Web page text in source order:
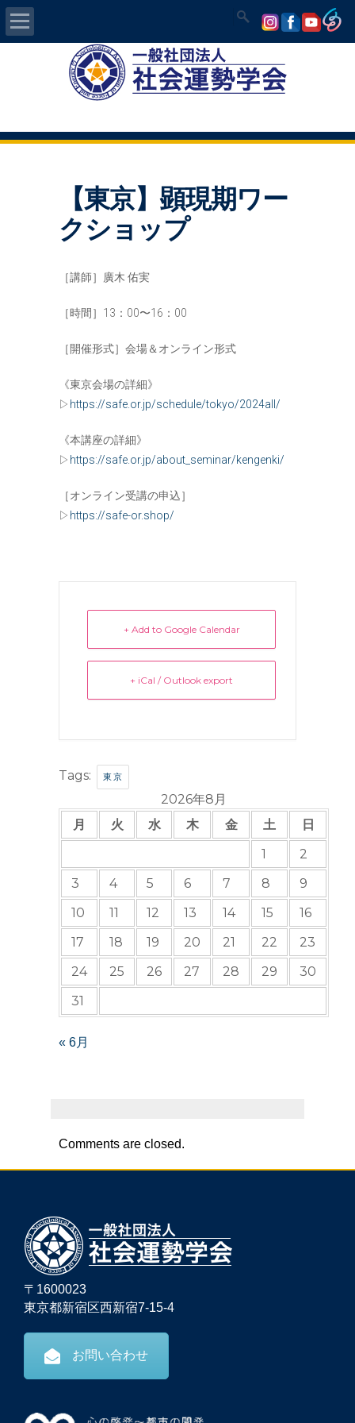
気学/易 セミナー
講師の紹介
入会について
開運MAPS
【東京】顕現期ワー
クショップ
［講師］廣木 佑実
［時間］13：00〜16：00
［開催形式］会場＆オンライン形式
《東京会場の詳細》
▷ https://safe.or.jp/schedule/tokyo/2024all/
《本講座の詳細》
▷ https://safe.or.jp/about_seminar/kengenki/
［オンライン受講の申込］
▷ https://safe-or.shop/
+ Add to Google Calendar
+ iCal / Outlook export
Tags: 東京
2026年8月
月
火 水 木 金 土
日
1
2
3
4 5 6 7 8
9
10
11 12 13 14 15
16
17
18 19 20 21 22
23
24
25 26 27 28 29
30
31
« 6月
Comments are closed.
〒1600023
東京都新宿区西新宿7-15-4
お問い合わせ